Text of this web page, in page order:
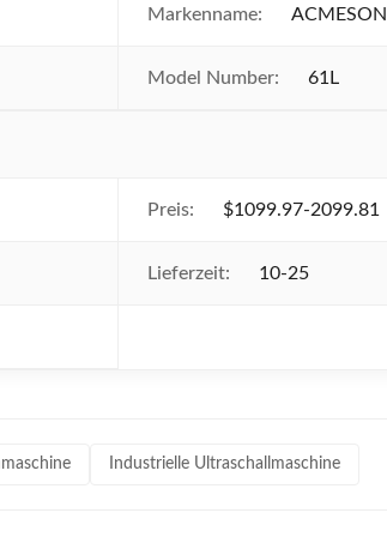
Markenname:
Model Number: 61L
Preis: $1099.97-2099.81
Lieferzeit: 10-25
Industrielle Ultraschallmaschine